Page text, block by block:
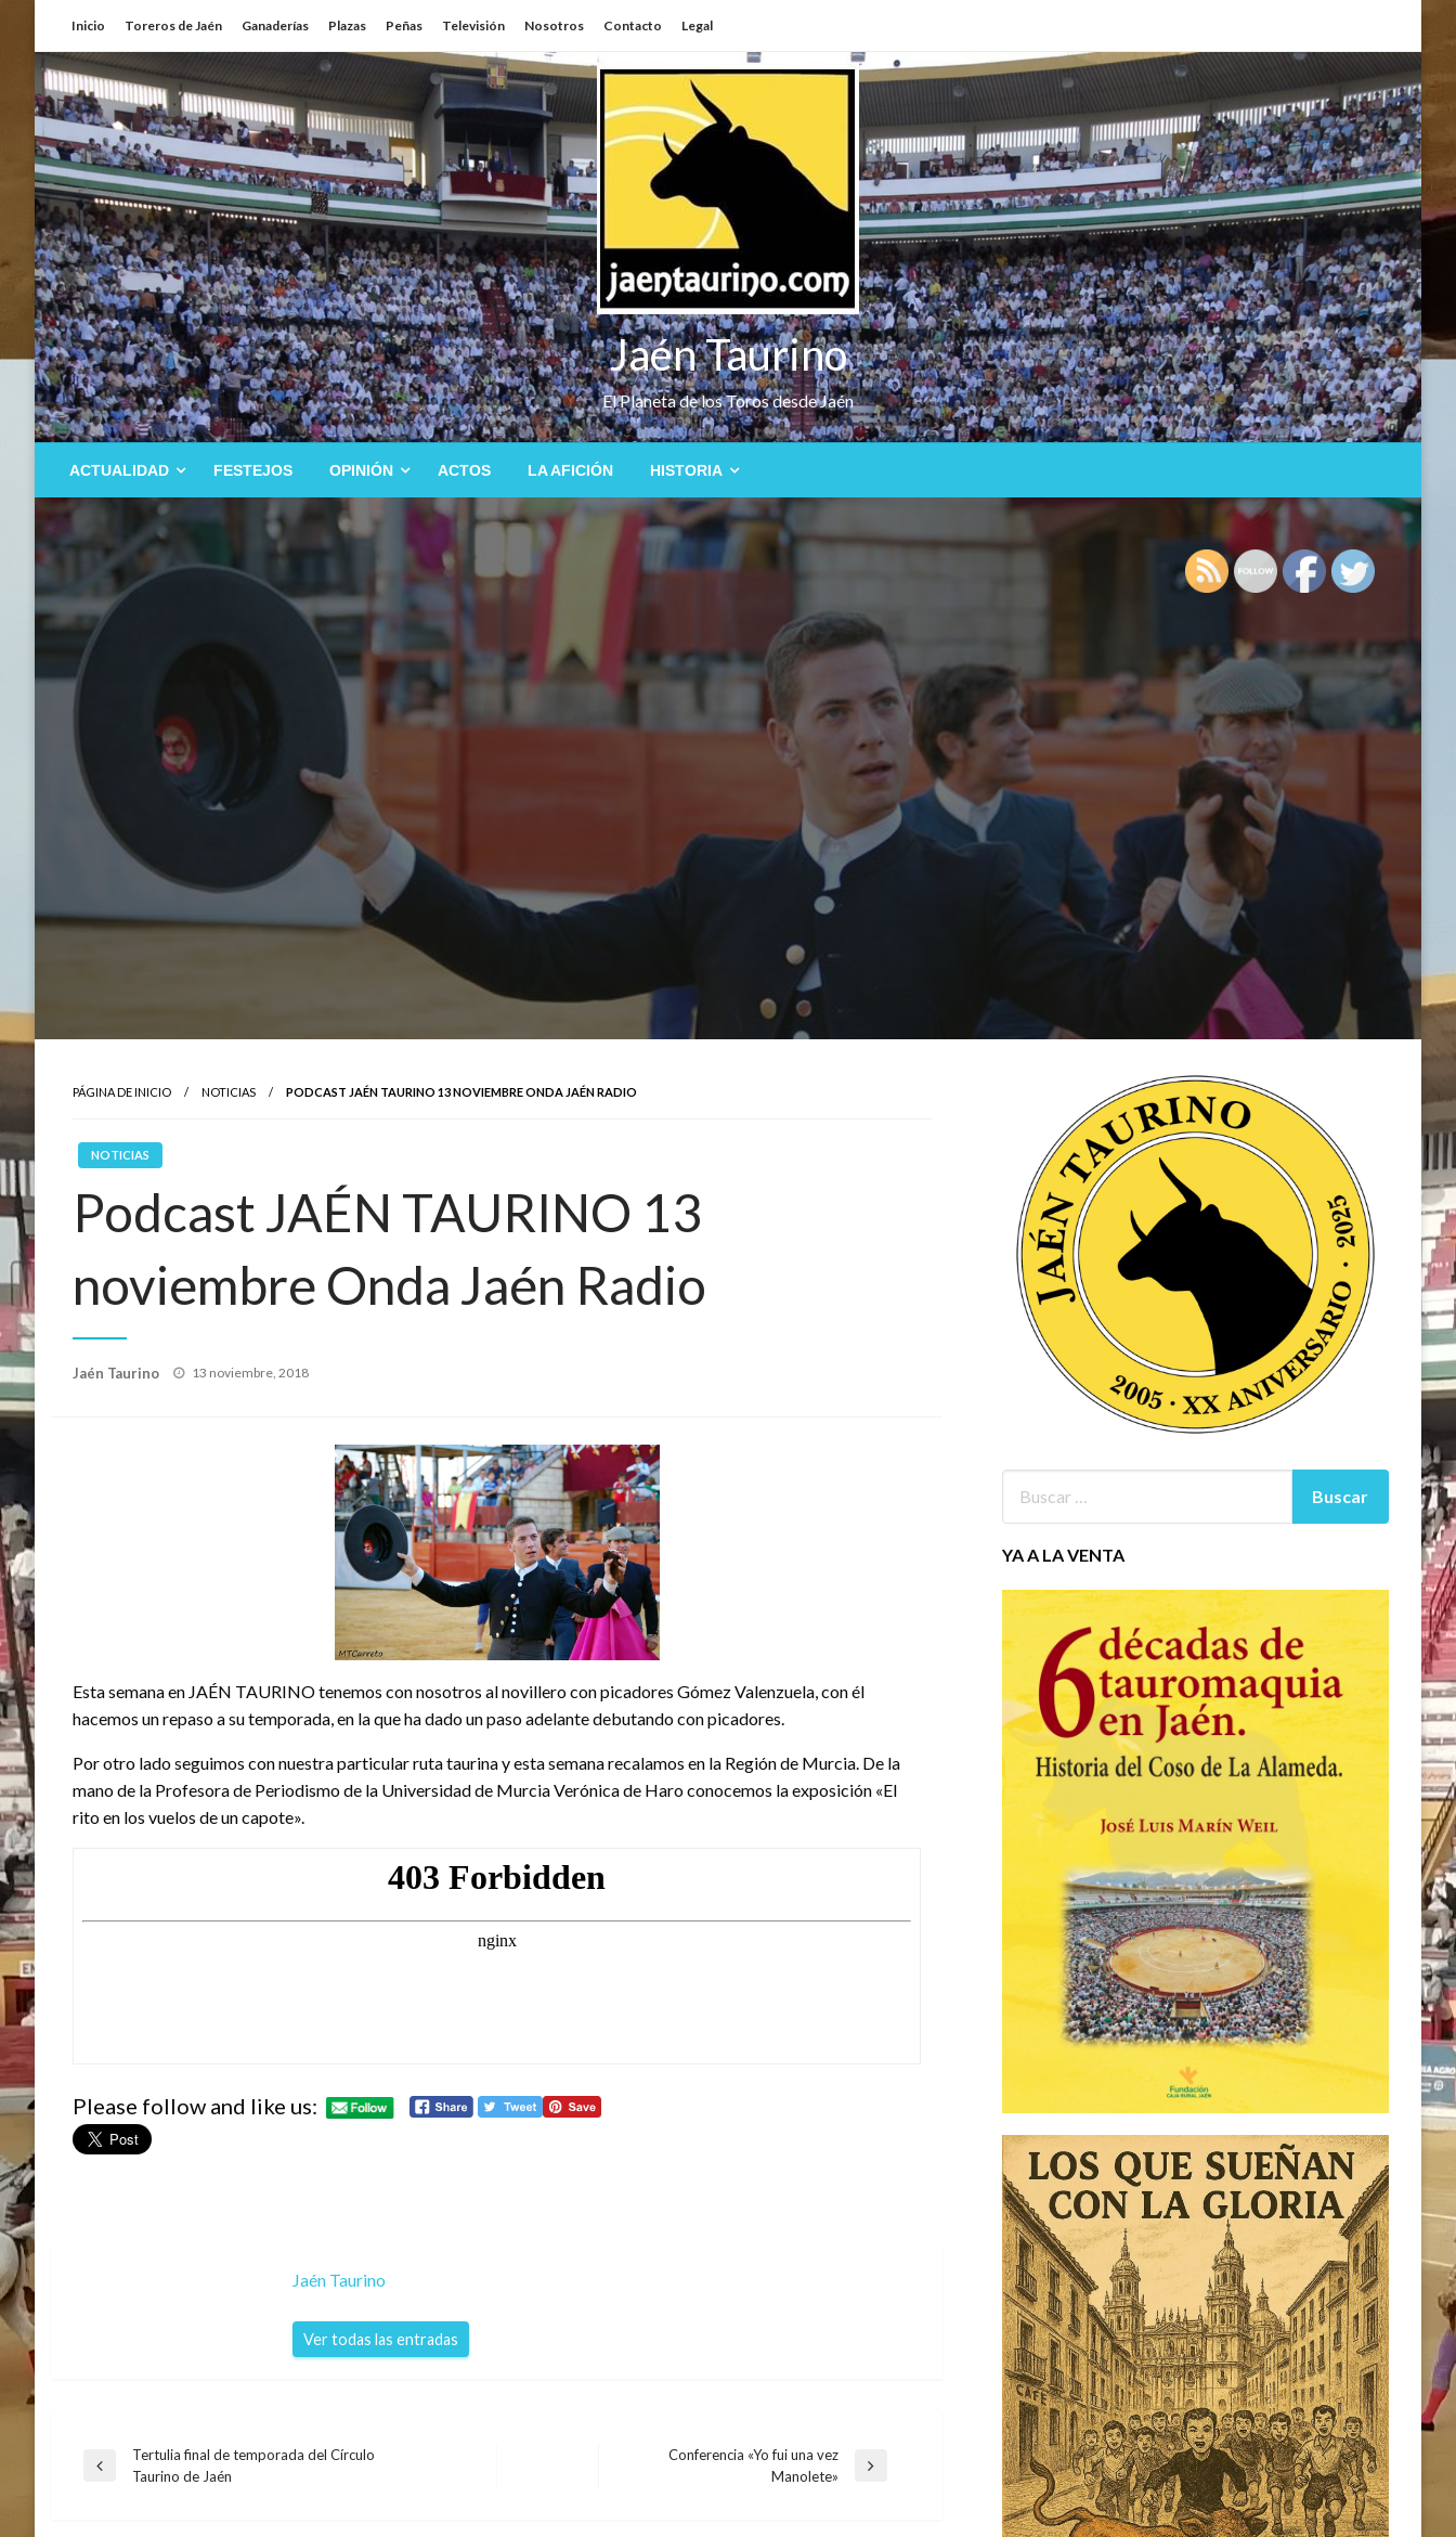
contenido
Inicio Toreros de Jaén Ganaderías Plazas Peñas Televisión Nosotros Contacto Legal
Jaén Taurino
El Planeta de los Toros desde Jaén
ACTUALIDAD FESTEJOS OPINIÓN ACTOS LA AFICIÓN HISTORIA
PÁGINA DE INICIO NOTICIAS PODCAST JAÉN TAURINO 13 NOVIEMBRE ONDA JAÉN RADIO
NOTICIAS
Podcast JAÉN TAURINO 13
noviembre Onda Jaén Radio
Jaén Taurino
Publicado
13 noviembre, 2018
Esta semana en JAÉN TAURINO tenemos con nosotros al novillero con picadores Gómez Valenzuela, con él
hacemos un repaso a su temporada, en la que ha dado un paso adelante debutando con picadores.
Por otro lado seguimos con nuestra particular ruta taurina y esta semana recalamos en la Región de Murcia. De la
mano de la Profesora de Periodismo de la Universidad de Murcia Verónica de Haro conocemos la exposición «El
rito en los vuelos de un capote».
Please follow and like us:
Jaén Taurino
Ver todas las entradas
Navegación
Entrada
Tertulia final de temporada del Círculo
Taurino de Jaén
Conferencia «Yo fui una vez
Manolete»
YA A LA VENTA